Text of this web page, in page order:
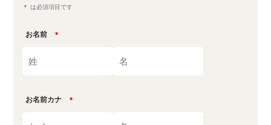
＊ は必須項目です
お名前 ＊
お名前カナ ＊